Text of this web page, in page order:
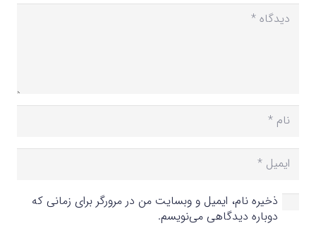
ذخیره نام، ایمیل و وبسایت من در مرورگر برای زمانی که
دوباره دیدگاهی می‌نویسم.